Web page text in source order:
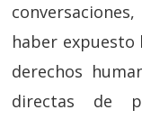
haber expuesto
derechos
directas de